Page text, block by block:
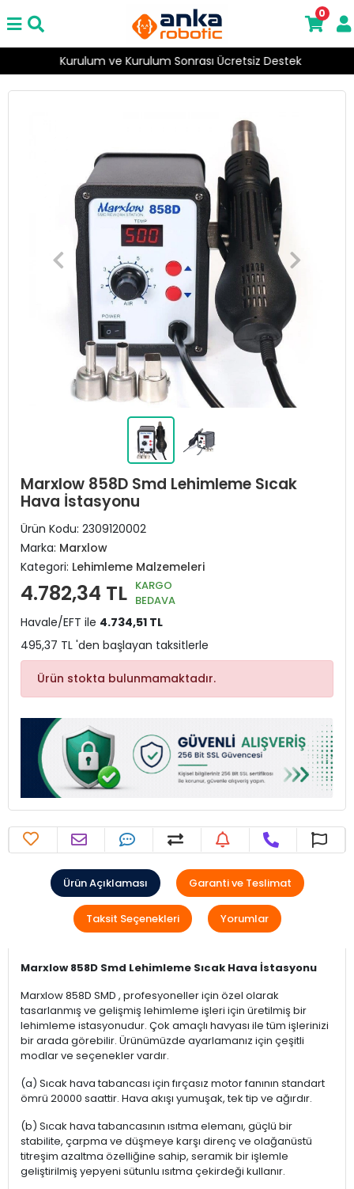
Kurulum ve Kurulum Sonrası Ücretsiz Destek
0
Marxlow 858D Smd Lehimleme Sıcak
Hava İstasyonu
Ürün Kodu: 2309120002
Marka: Marxlow
Kategori: Lehimleme Malzemeleri
4.782,34 TL KARGO
BEDAVA
Havale/EFT ile 4.734,51 TL
495,37 TL 'den başlayan taksitlerle
Ürün stokta bulunmamaktadır.
Ürün Açıklaması Garanti ve Teslimat
Taksit Seçenekleri Yorumlar
Marxlow 858D Smd Lehimleme Sıcak Hava İstasyonu
Marxlow 858D SMD , profesyoneller için özel olarak
tasarlanmış ve gelişmiş lehimleme işleri için üretilmiş bir
lehimleme istasyonudur. Çok amaçlı havyası ile tüm işlerinizi
bir arada görebilir. Ürünümüzde ayarlamanız için çeşitli
modlar ve seçenekler vardır.
(a) Sıcak hava tabancası için fırçasız motor fanının standart
ömrü 20000 saattir. Hava akışı yumuşak, tek tip ve ağırdır.
(b) Sıcak hava tabancasının ısıtma elemanı, güçlü bir
stabilite, çarpma ve düşmeye karşı direnç ve olağanüstü
titreşim azaltma özelliğine sahip, seramik bir işlemle
geliştirilmiş yepyeni sütunlu ısıtma çekirdeği kullanır.